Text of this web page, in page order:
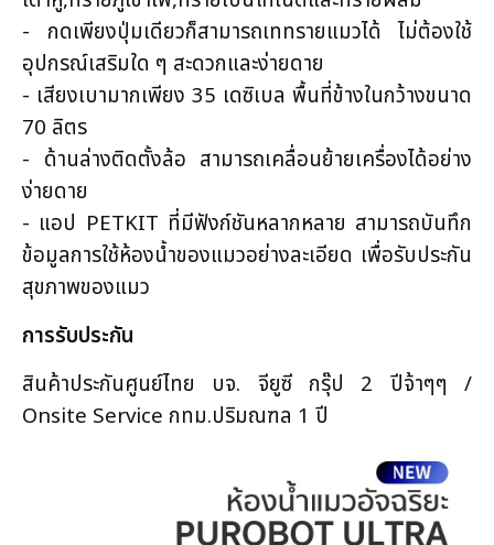
- กดเพียงปุ่มเดียวก็สามารถเททรายแมวได้ ไม่ต้องใช้
อุปกรณ์เสริมใด ๆ สะดวกและง่ายดาย
- เสียงเบามากเพียง 35 เดซิเบล พื้นที่ข้างในกว้างขนาด
70 ลิตร
- ด้านล่างติดตั้งล้อ สามารถเคลื่อนย้ายเครื่องได้อย่าง
ง่ายดาย
- แอป PETKIT ที่มีฟังก์ชันหลากหลาย สามารถบันทึก
ข้อมูลการใช้ห้องน้ำของแมวอย่างละเอียด เพื่อรับประกัน
สุขภาพของแมว
การรับประกัน
สินค้าประกันศูนย์ไทย บจ. จียูซี กรุ๊ป 2 ปีจ้าๆๆ /
Onsite Service กทม.ปริมณฑล 1 ปี